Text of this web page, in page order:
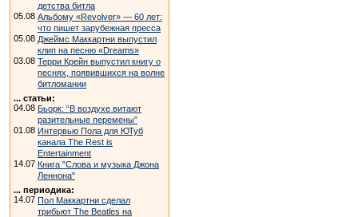
детства битла
05.08 Альбому «Revolver» — 60 лет:
что пишет зарубежная пресса
05.08 Джеймс Маккартни выпустил
клип на песню «Dreams»
03.08 Терри Крейн выпустил книгу о
песнях, появившихся на волне
битломании
... статьи:
04.08 Бьорк: “В воздухе витают
разительные перемены”
01.08 Интервью Пола для ЮТуб
канала The Rest is
Entertainment
14.07 Книга "Слова и музыка Джона
Леннона"
... периодика:
14.07 Пол Маккартни сделал
трибьют The Beatles на